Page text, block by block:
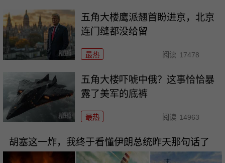
五角大楼鹰派翘首盼进京，北京
连门缝都没给留
最热 阅读 17478
五角大楼吓唬中俄？这事恰恰暴
露了美军的底裤
最热 阅读 14963
胡塞这一炸，我终于看懂伊朗总统昨天那句话了